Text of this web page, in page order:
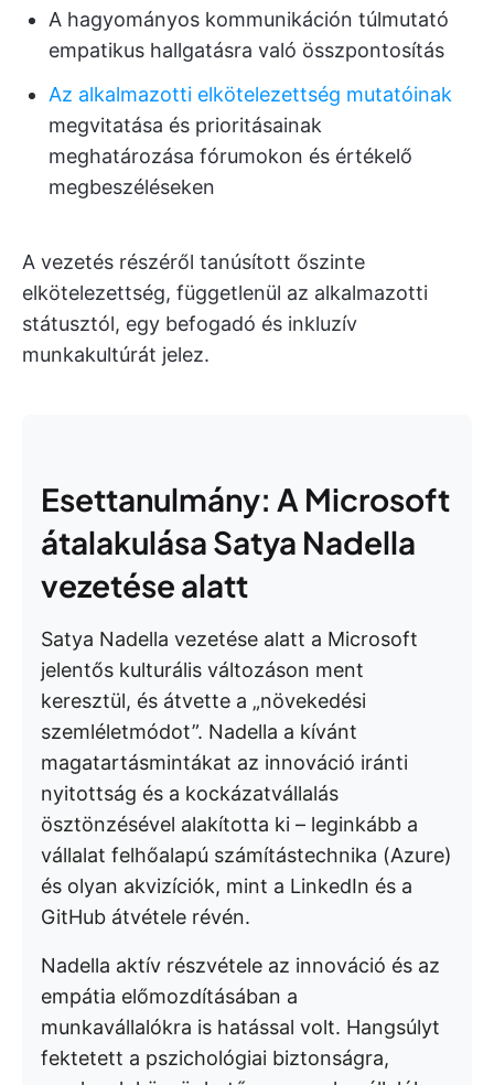
A hagyományos kommunikáción túlmutató
empatikus hallgatásra való összpontosítás
Az alkalmazotti elkötelezettség mutatóinak
megvitatása és prioritásainak
meghatározása fórumokon és értékelő
megbeszéléseken
A vezetés részéről tanúsított őszinte
elkötelezettség, függetlenül az alkalmazotti
státusztól, egy befogadó és inkluzív
munkakultúrát jelez.
Esettanulmány: A Microsoft
átalakulása Satya Nadella
vezetése alatt
Satya Nadella vezetése alatt a Microsoft
jelentős kulturális változáson ment
keresztül, és átvette a „növekedési
szemléletmódot”. Nadella a kívánt
magatartásmintákat az innováció iránti
nyitottság és a kockázatvállalás
ösztönzésével alakította ki – leginkább a
vállalat felhőalapú számítástechnika (Azure)
és olyan akvizíciók, mint a LinkedIn és a
GitHub átvétele révén.
Nadella aktív részvétele az innováció és az
empátia előmozdításában a
munkavállalókra is hatással volt. Hangsúlyt
fektetett a pszichológiai biztonságra,